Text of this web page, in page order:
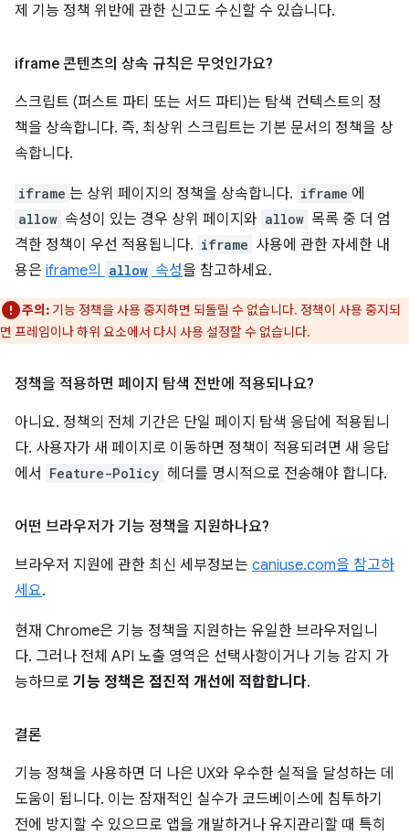
제 기능 정책 위반에 관한 신고도 수신할 수 있습니다.
iframe 콘텐츠의 상속 규칙은 무엇인가요?
스크립트 (퍼스트 파티 또는 서드 파티)는 탐색 컨텍스트의 정
책을 상속합니다. 즉, 최상위 스크립트는 기본 문서의 정책을 상
속합니다.
iframe 는 상위 페이지의 정책을 상속합니다. iframe 에
allow 속성이 있는 경우 상위 페이지와 allow 목록 중 더 엄
격한 정책이 우선 적용됩니다. iframe 사용에 관한 자세한 내
용은 iframe의 allow 속성을 참고하세요.
주의: 기능 정책을 사용 중지하면 되돌릴 수 없습니다. 정책이 사용 중지되
면 프레임이나 하위 요소에서 다시 사용 설정할 수 없습니다.
정책을 적용하면 페이지 탐색 전반에 적용되나요?
아니요. 정책의 전체 기간은 단일 페이지 탐색 응답에 적용됩니
다. 사용자가 새 페이지로 이동하면 정책이 적용되려면 새 응답
에서
Feature-Policy 헤더를 명시적으로 전송해야 합니다.
어떤 브라우저가 기능 정책을 지원하나요?
브라우저 지원에 관한 최신 세부정보는 caniuse.com을 참고하
세요.
현재 Chrome은 기능 정책을 지원하는 유일한 브라우저입니
다. 그러나 전체 API 노출 영역은 선택사항이거나 기능 감지 가
능하므로 기능 정책은 점진적 개선에 적합합니다.
결론
기능 정책을 사용하면 더 나은 UX와 우수한 실적을 달성하는 데
도움이 됩니다. 이는 잠재적인 실수가 코드베이스에 침투하기
전에 방지할 수 있으므로 앱을 개발하거나 유지관리할 때 특히